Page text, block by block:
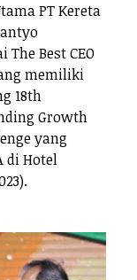
PT Kereta
Best CEO
memiliki
18th
Growth
yang
di Hotel